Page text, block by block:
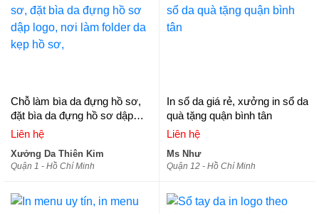
Chỗ làm bìa da đựng hồ sơ,
đặt bìa da đựng hồ sơ dập
logo, nơi làm folder da kẹp hồ
Liên hệ
Xưởng Da Thiên Kim
Quận 1 - Hồ Chí Minh
In sổ da giá rẻ, xưởng in sổ da
quà tặng quận bình tân
Liên hệ
Ms Như
Quận 12 - Hồ Chí Minh